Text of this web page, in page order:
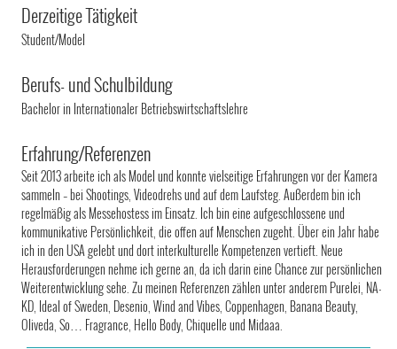
Derzeitige Tätigkeit
Student/Model
Berufs- und Schulbildung
Bachelor in Internationaler Betriebswirtschaftslehre
Erfahrung/Referenzen
Seit 2013 arbeite ich als Model und konnte vielseitige Erfahrungen vor der Kamera
sammeln – bei Shootings, Videodrehs und auf dem Laufsteg. Außerdem bin ich
regelmäßig als Messehostess im Einsatz. Ich bin eine aufgeschlossene und
kommunikative Persönlichkeit, die offen auf Menschen zugeht. Über ein Jahr habe
ich in den USA gelebt und dort interkulturelle Kompetenzen vertieft. Neue
Herausforderungen nehme ich gerne an, da ich darin eine Chance zur persönlichen
Weiterentwicklung sehe. Zu meinen Referenzen zählen unter anderem Purelei, NA-
KD, Ideal of Sweden, Desenio, Wind and Vibes, Coppenhagen, Banana Beauty,
Oliveda, So… Fragrance, Hello Body, Chiquelle und Midaaa.